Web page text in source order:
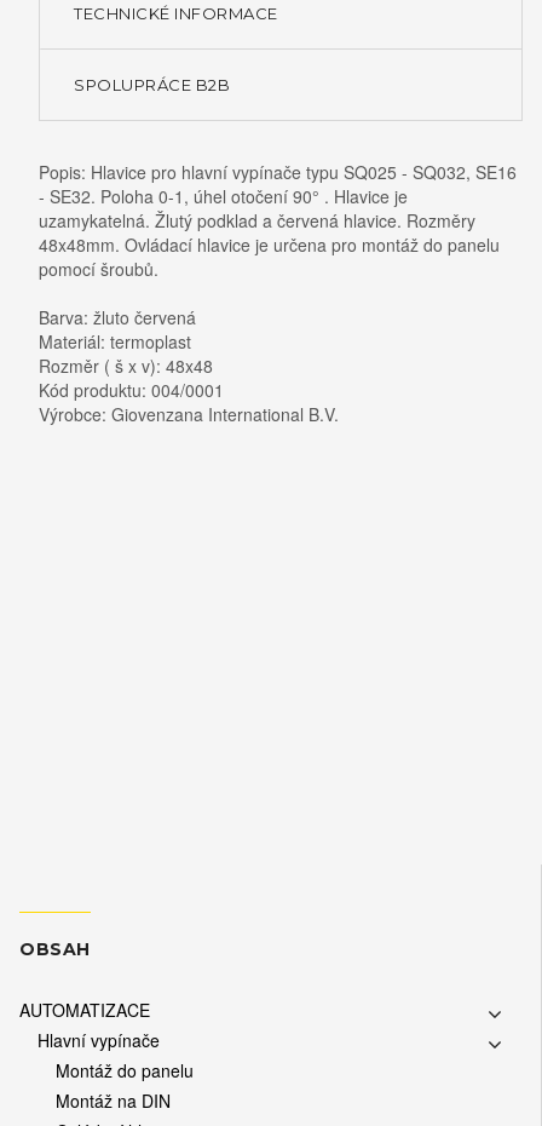
TECHNICKÉ INFORMACE
SPOLUPRÁCE B2B
Popis: Hlavice pro hlavní vypínače typu SQ025 - SQ032, SE16
- SE32. Poloha 0-1, úhel otočení 90° . Hlavice je
uzamykatelná. Žlutý podklad a červená hlavice. Rozměry
48x48mm. Ovládací hlavice je určena pro montáž do panelu
pomocí šroubů.
Barva: žluto červená
Materiál: termoplast
Rozměr ( š x v): 48x48
Kód produktu: 004/0001
Výrobce: Giovenzana International B.V.
OBSAH
AUTOMATIZACE
Hlavní vypínače
Montáž do panelu
Montáž na DIN